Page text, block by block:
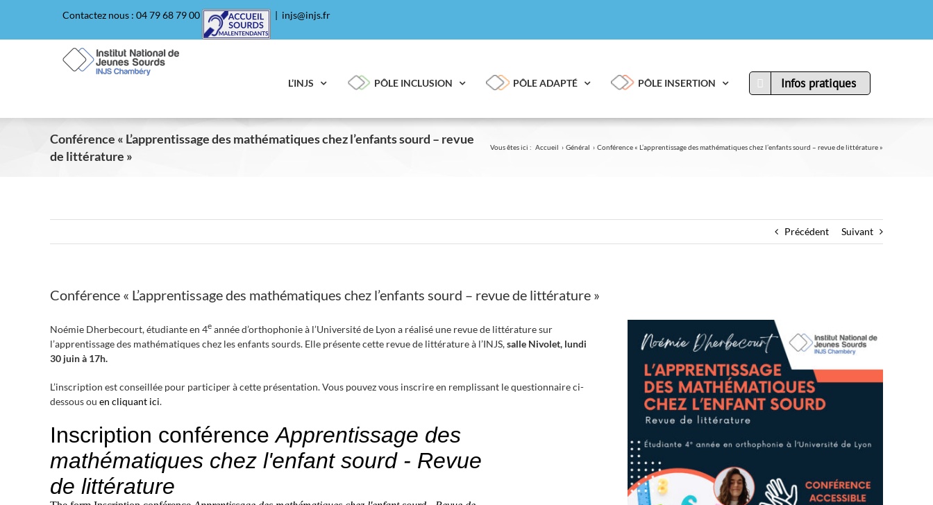
Contactez nous : 04 79 68 79 00 | injs@injs.fr
L’INJS PÔLE INCLUSION PÔLE ADAPTÉ PÔLE INSERTION Infos pratiques
Conférence « L’apprentissage des mathématiques chez l’enfants sourd – revue
de littérature »
Vous êtes ici : Accueil Général Conférence « L’apprentissage des mathématiques chez l’enfants sourd – revue de littérature »
Précédent Suivant
Conférence « L’apprentissage des mathématiques chez l’enfants sourd – revue de littérature »
Noémie Dherbecourt, étudiante en 4eannée d’orthophonie à l’Université de Lyon a réalisé une revue de littérature sur
l’apprentissage des mathématiques chez les enfants sourds. Elle présente cette revue de littérature à l’INJS,salle Nivolet, lundi
30 juin à 17h.
L’inscription est conseillée pour participer à cette présentation. Vous pouvez vous inscrire en remplissant le questionnaire ci-
dessous ou en cliquant ici.